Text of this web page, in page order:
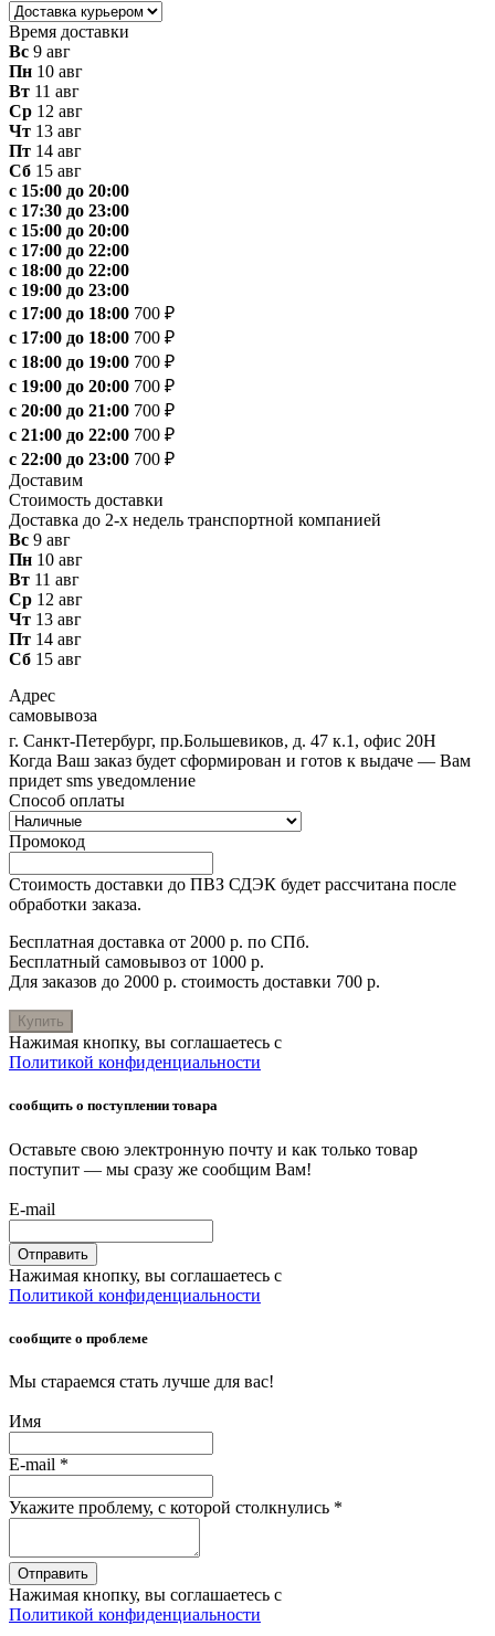
Время доставки
Вс 9 авг
Пн 10 авг
Вт 11 авг
Ср 12 авг
Чт 13 авг
Пт 14 авг
Сб 15 авг
с 15:00 до 20:00
с 17:30 до 23:00
с 15:00 до 20:00
с 17:00 до 22:00
с 18:00 до 22:00
с 19:00 до 23:00
с 17:00 до 18:00 700 ₽
с 17:00 до 18:00 700 ₽
с 18:00 до 19:00 700 ₽
с 19:00 до 20:00 700 ₽
с 20:00 до 21:00 700 ₽
с 21:00 до 22:00 700 ₽
с 22:00 до 23:00 700 ₽
Доставим
Стоимость доставки
Доставка до 2-х недель транспортной компанией
Вс 9 авг
Пн 10 авг
Вт 11 авг
Ср 12 авг
Чт 13 авг
Пт 14 авг
Сб 15 авг
Адрес
самовывоза
г. Санкт-Петербург, пр.Большевиков, д. 47 к.1, офис 20Н
Когда Ваш заказ будет сформирован и готов к выдаче — Вам
придет sms уведомление
Способ оплаты
Промокод
Стоимость доставки до ПВЗ СДЭК будет рассчитана после
обработки заказа.
Бесплатная доставка от 2000 р. по СПб.
Бесплатный самовывоз от 1000 р.
Для заказов до 2000 р. стоимость доставки 700 р.
Купить
Нажимая кнопку, вы соглашаетесь с
Политикой конфиденциальности
сообщить о поступлении товара
Оставьте свою электронную почту и как только товар
поступит — мы сразу же сообщим Вам!
E-mail
Отправить
Нажимая кнопку, вы соглашаетесь с
Политикой конфиденциальности
сообщите о проблеме
Мы стараемся стать лучше для вас!
Имя
E-mail *
Укажите проблему, с которой столкнулись *
Отправить
Нажимая кнопку, вы соглашаетесь с
Политикой конфиденциальности